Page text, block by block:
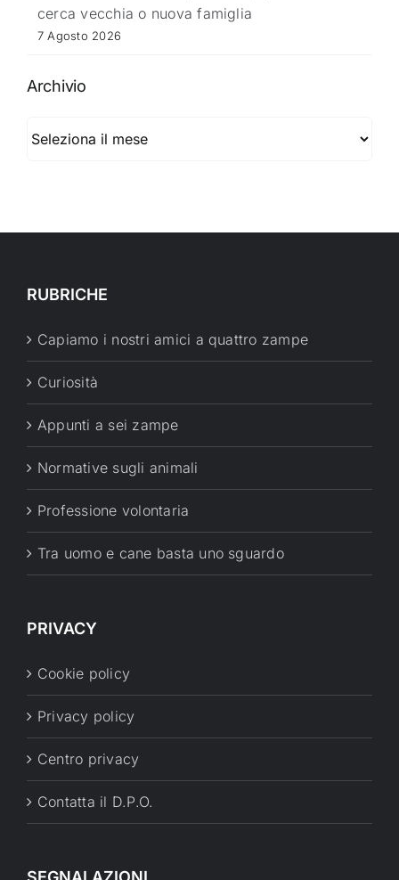
cerca vecchia o nuova famiglia
7 Agosto 2026
Archivio
RUBRICHE
Capiamo i nostri amici a quattro zampe
Curiosità
Appunti a sei zampe
Normative sugli animali
Professione volontaria
Tra uomo e cane basta uno sguardo
PRIVACY
Cookie policy
Privacy policy
Centro privacy
Contatta il D.P.O.